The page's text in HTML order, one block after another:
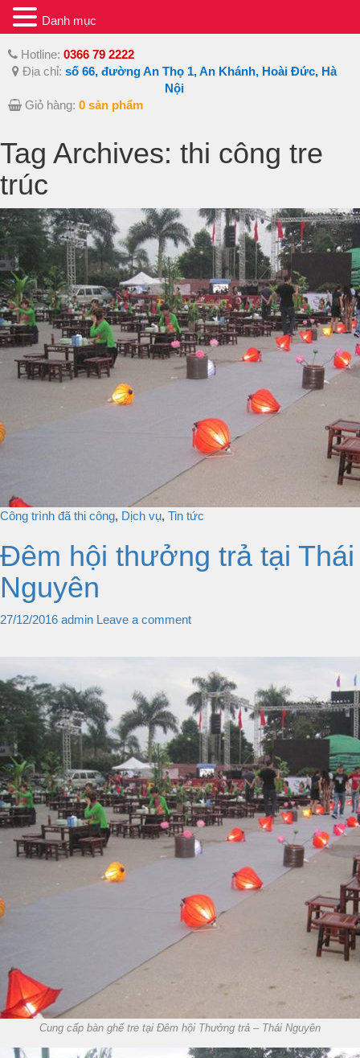
Hotline: 0366 79 2222
Địa chỉ: số 66, đường An Thọ 1, An Khánh, Hoài Đức, Hà
Nội
Giỏ hàng: 0 sản phẩm
Tag Archives: thi công tre
trúc
Công trình đã thi công, Dịch vụ, Tin tức
Đêm hội thưởng trả tại Thái
Nguyên
27/12/2016 admin Leave a comment
Cung cấp bàn ghế tre tại Đêm hội Thưởng trả – Thái Nguyên
Danh mục